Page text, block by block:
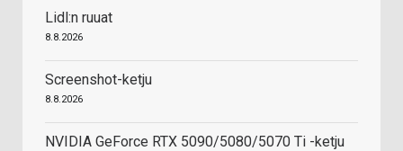
Lidl:n ruuat
8.8.2026
Screenshot-ketju
8.8.2026
NVIDIA GeForce RTX 5090/5080/5070 Ti -ketju